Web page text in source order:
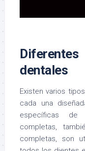
dentales
Existen varios
cada una
específicas de
completas,
completas, son